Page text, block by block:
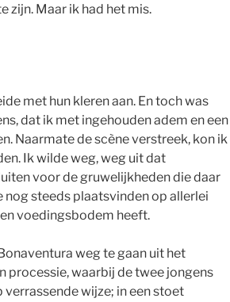
zijn. Maar ik had het mis.
met hun kleren aan. En toch was
dat ik met ingehouden adem en een
Naarmate de scène verstreek, kon ik
Ik wilde weg, weg uit dat
voor de gruwelijkheden die daar
nog steeds plaatsvinden op allerlei
voedingsbodem heeft.
weg te gaan uit het
processie, waarbij de twee jongens
wijze; in een stoet